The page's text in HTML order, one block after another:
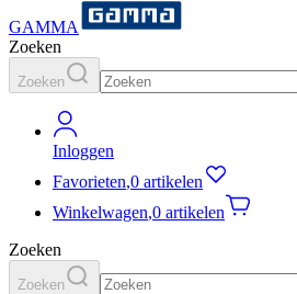
GAMMA
Zoeken
Zoeken
Inloggen
Favorieten,0 artikelen
Winkelwagen,0 artikelen
Zoeken
Zoeken